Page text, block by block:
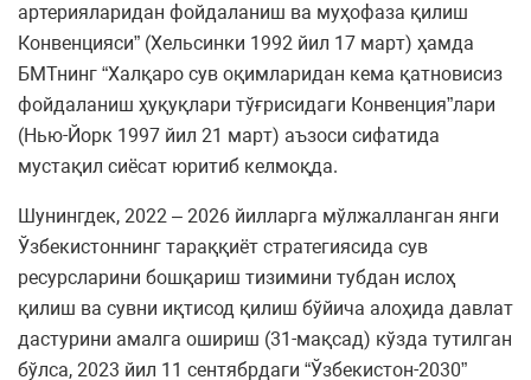
артерияларидан фойдаланиш ва муҳофаза қилиш
Конвенцияси” (Хельсинки 1992 йил 17 март) ҳамда
БМТнинг “Халқаро сув оқимларидан кема қатновисиз
фойдаланиш ҳуқуқлари тўғрисидаги Конвенция”лари
(Нью-Йорк 1997 йил 21 март) аъзоси сифатида
мустақил сиёсат юритиб келмоқда.
Шунингдек, 2022 – 2026 йилларга мўлжалланган янги
Ўзбекистоннинг тараққиёт стратегиясида сув
ресурсларини бошқариш тизимини тубдан ислоҳ
қилиш ва сувни иқтисод қилиш бўйича алоҳида давлат
дастурини амалга ошириш (31-мақсад) кўзда тутилган
бўлса, 2023 йил 11 сентябрдаги “Ўзбекистон-2030”